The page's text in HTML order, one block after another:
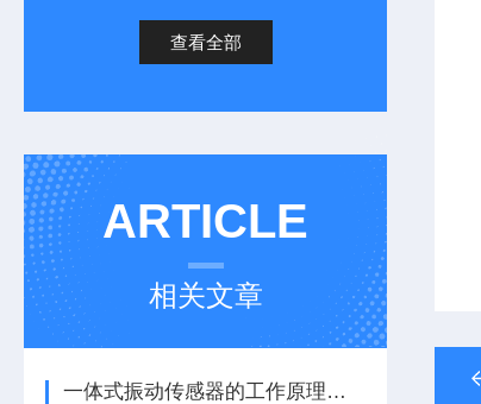
查看全部
ARTICLE
相关文章
一体式振动传感器的工作原理是什么？